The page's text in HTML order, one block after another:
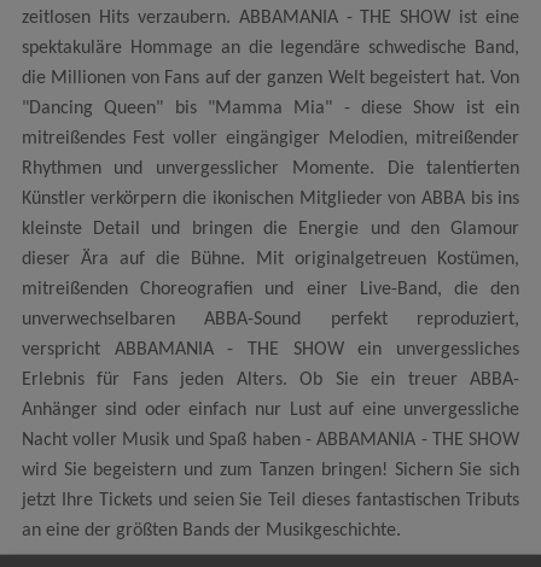
zeitlosen Hits verzaubern. ABBAMANIA - THE SHOW ist eine
spektakuläre Hommage an die legendäre schwedische Band,
die Millionen von Fans auf der ganzen Welt begeistert hat. Von
"Dancing Queen" bis "Mamma Mia" - diese Show ist ein
mitreißendes Fest voller eingängiger Melodien, mitreißender
Rhythmen und unvergesslicher Momente. Die talentierten
Künstler verkörpern die ikonischen Mitglieder von ABBA bis ins
kleinste Detail und bringen die Energie und den Glamour
dieser Ära auf die Bühne. Mit originalgetreuen Kostümen,
mitreißenden Choreografien und einer Live-Band, die den
unverwechselbaren ABBA-Sound perfekt reproduziert,
verspricht ABBAMANIA - THE SHOW ein unvergessliches
Erlebnis für Fans jeden Alters. Ob Sie ein treuer ABBA-
Anhänger sind oder einfach nur Lust auf eine unvergessliche
Nacht voller Musik und Spaß haben - ABBAMANIA - THE SHOW
wird Sie begeistern und zum Tanzen bringen! Sichern Sie sich
jetzt Ihre Tickets und seien Sie Teil dieses fantastischen Tributs
an eine der größten Bands der Musikgeschichte.